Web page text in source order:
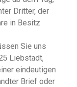
Dritter, der
in Besitz
Sie uns
Liebstadt,
eindeutigen
Brief oder